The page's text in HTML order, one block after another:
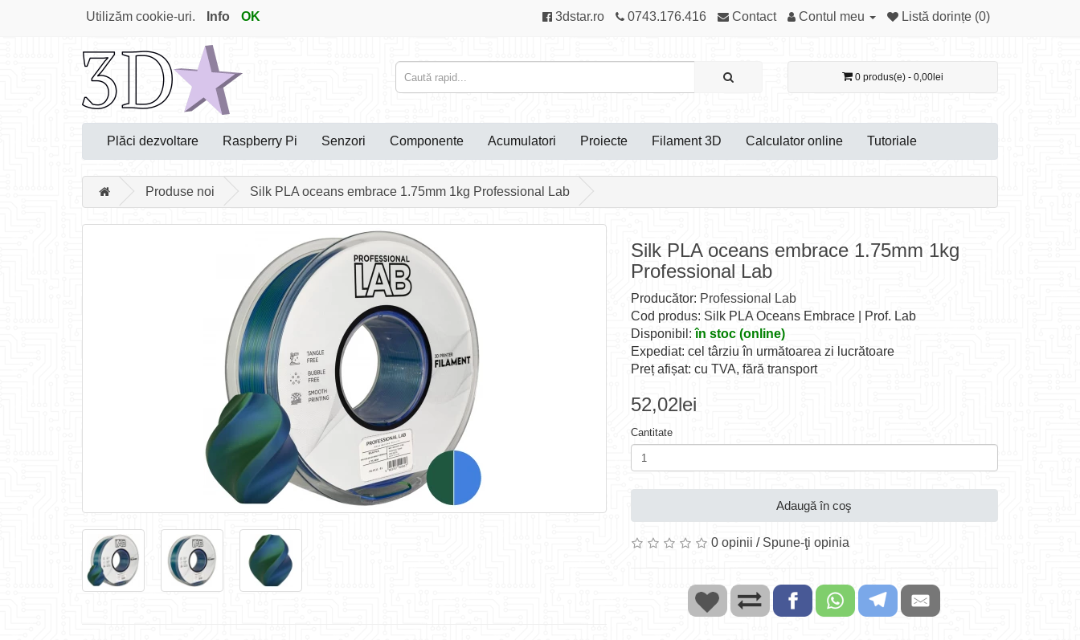
Utilizăm cookie-uri. Info OK 3dstar.ro 0743.176.416 Contact Contul meu Listă dorințe (0)
0 produs(e) - 0,00lei
Plăci dezvoltare Raspberry Pi Senzori Componente Acumulatori Proiecte Filament 3D Calculator online Tutoriale
Produse noi Silk PLA oceans embrace 1.75mm 1kg Professional Lab
Silk PLA oceans embrace 1.75mm 1kg
Professional Lab
Producător: Professional Lab
Cod produs: Silk PLA Oceans Embrace | Prof. Lab
Disponibil:în stoc (online)
Expediat: cel târziu în următoarea zi lucrătoare
Preț afișat: cu TVA, fără transport
52,02lei
Cantitate
Adaugă în coş
0 opinii / Spune-ţi opinia